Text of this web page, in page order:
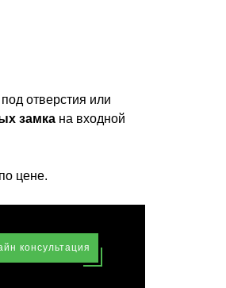
отверстия или
замкана входной
цене.
консультация